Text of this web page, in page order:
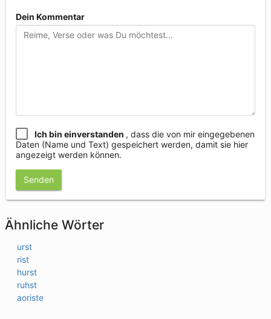
Dein Kommentar
Ich bin einverstanden , dass die von mir eingegebenen
Daten (Name und Text) gespeichert werden, damit sie hier
angezeigt werden können.
Senden
Ähnliche Wörter
urst
rist
hurst
ruhst
aoriste